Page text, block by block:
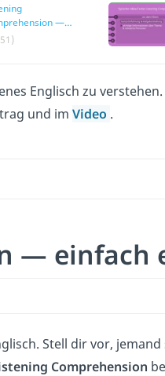
—
Englisch zu
und im Video .
— einfach
Stell dir vor,
Comprehension